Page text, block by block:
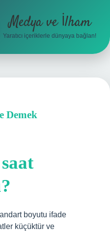
Medya ve İlham
Yaratıcı içeriklerle dünyaya bağlan!
Demek
boyutu ifade
küçüktür ve